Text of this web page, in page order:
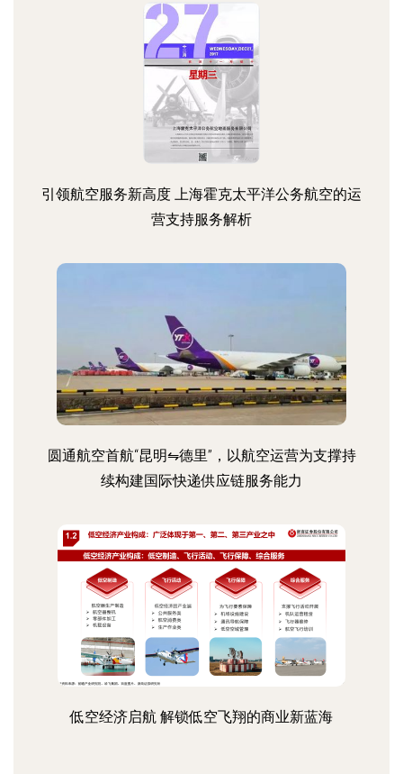
引领航空服务新高度 上海霍克太平洋公务航空的运
营支持服务解析
圆通航空首航“昆明⇋德里”，以航空运营为支撑持
续构建国际快递供应链服务能力
低空经济启航 解锁低空飞翔的商业新蓝海